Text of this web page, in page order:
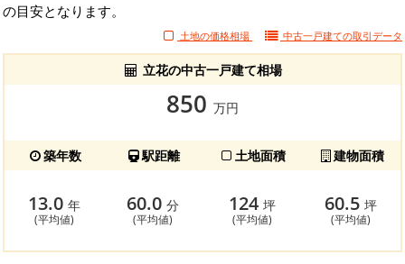
の目安となります。
土地の価格相場 中古一戸建ての取引データ
立花の中古一戸建て相場
850 万円
築年数 駅距離 土地面積 建物面積
13.0 年
(平均値)
60.0分
(平均値)
124 坪
(平均値)
60.5坪
(平均値)